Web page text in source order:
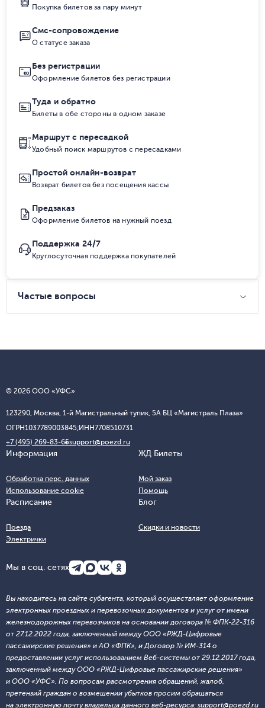
Покупка билетов за пару минут
Смс-сопровождение
О статусе заказа
Без регистрации
Оформление билетов без регистрации
Туда и обратно
Билеты в обе стороны в одном заказе
Маршрут с пересадкой
Удобный поиск маршрутов с пересадками
Простой онлайн-возврат
Возврат билетов без посещения кассы
Предзаказ
Оформление билетов на нужный поезд
Поддержка 24/7
Круглосуточная поддержка покупателей
Частые вопросы
© 2026 ООО «УФС»
123290, Москва, 1-й Магистральный тупик, 5А БЦ «Магистраль Плаза»
ОГРН1037789003845;ИНН7708510731
+7 (495) 269-83-65support@poezd.ru
Информация
Обработка перс. данных
Использование cookie
ЖД Билеты
Мой заказ
Помощь
Расписание
Поезда
Электрички
Блог
Скидки и новости
Мы в соц. сетях
Вы находитесь на сайте субагента, который осуществляет оформление
электронных проездных и перевозочных документов и услуг от имени
железнодорожных перевозчиков на основании договора № ФПК-22-316
от 27.12.2022 года, заключенный между ООО «РЖД-Цифровые
пассажирские решения» и АО «ФПК», и Договор № ИМ-314 о
предоставлении услуг использованием Веб-системы от 29.12.2017 года,
заключенный между ООО «РЖД-Цифровые пассажирские решения»
и ООО «УФС». По вопросам рассмотрения обращений, жалоб,
претензий граждан о возмещении убытков просим обращаться
на электронную почту владельца данного веб-ресурса: support@poezd.ru